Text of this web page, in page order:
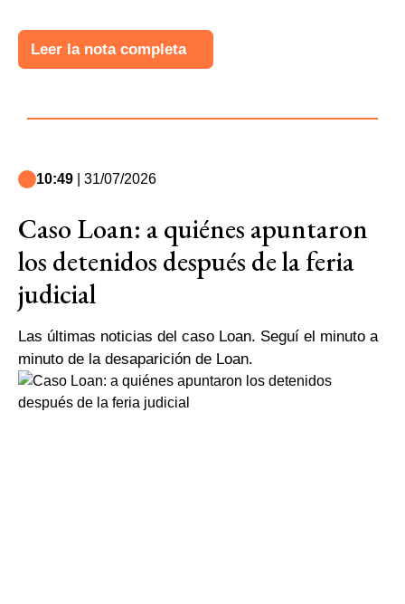
Leer la nota completa
10:49 | 31/07/2026
Caso Loan: a quiénes apuntaron
los detenidos después de la feria
judicial
Las últimas noticias del caso Loan. Seguí el minuto a
minuto de la desaparición de Loan.